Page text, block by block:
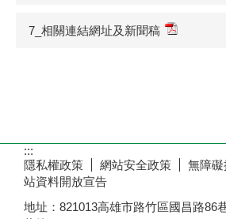
7_相關連結網址及新聞稿
:::
隱私權政策
網站安全政策 無障礙
站資料開放宣告
地址：821013高雄市路竹區國昌路86